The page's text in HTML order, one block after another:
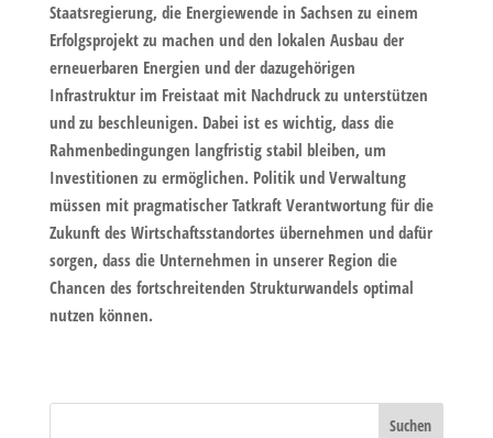
Staatsregierung, die Energiewende in Sachsen zu einem
Erfolgsprojekt zu machen und den lokalen Ausbau der
erneuerbaren Energien und der dazugehörigen
Infrastruktur im Freistaat mit Nachdruck zu unterstützen
und zu beschleunigen. Dabei ist es wichtig, dass die
Rahmenbedingungen langfristig stabil bleiben, um
Investitionen zu ermöglichen.Politik und Verwaltung
müssen mit pragmatischer Tatkraft Verantwortung für die
Zukunft des Wirtschaftsstandortes übernehmen und dafür
sorgen, dass die Unternehmen in unserer Region die
Chancen des fortschreitenden Strukturwandels optimal
nutzen können.